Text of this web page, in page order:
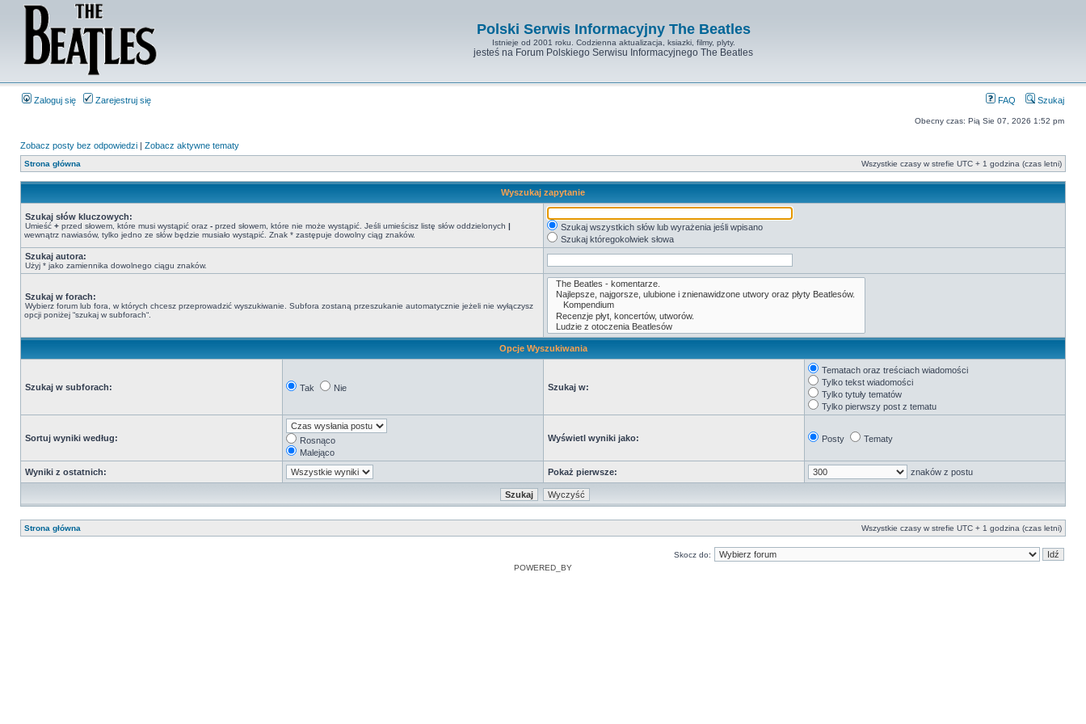
Polski Serwis Informacyjny The Beatles
Istnieje od 2001 roku. Codzienna aktualizacja, ksiazki, filmy, plyty.
jesteś na Forum Polskiego Serwisu Informacyjnego The Beatles
Zaloguj się Zarejestruj się FAQ Szukaj
Obecny czas: Pią Sie 07, 2026 1:52 pm
Zobacz posty bez odpowiedzi | Zobacz aktywne tematy
Strona główna Wszystkie czasy w strefie UTC + 1 godzina (czas letni)
Wyszukaj zapytanie
Szukaj słów kluczowych:
Umieść + przed słowem, które musi wystąpić oraz - przed słowem, które nie może wystąpić. Jeśli umieścisz listę słów oddzielonych |
wewnątrz nawiasów, tylko jedno ze słów będzie musiało wystąpić. Znak * zastępuje dowolny ciąg znaków.
Szukaj wszystkich słów lub wyrażenia jeśli wpisano
Szukaj któregokolwiek słowa
Szukaj autora:
Użyj * jako zamiennika dowolnego ciągu znaków.
Szukaj w forach:
Wybierz forum lub fora, w których chcesz przeprowadzić wyszukiwanie. Subfora zostaną przeszukanie automatycznie jeżeli nie wyłączysz
opcji poniżej “szukaj w subforach“.
Opcje Wyszukiwania
Szukaj w subforach: Tak Nie Szukaj w:
Tematach oraz treściach wiadomości
Tylko tekst wiadomości
Tylko tytuły tematów
Tylko pierwszy post z tematu
Sortuj wyniki według:
Rosnąco
Malejąco
Wyświetl wyniki jako: Posty Tematy
Wyniki z ostatnich: Pokaż pierwsze: znaków z postu
Strona główna Wszystkie czasy w strefie UTC + 1 godzina (czas letni)
Skocz do:
POWERED_BY